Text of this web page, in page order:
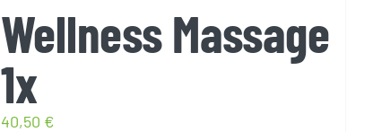
Wellness Massage
1x
40,50 €